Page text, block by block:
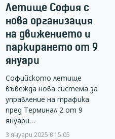
Летище София с
нова организация
на движението и
паркирането от 9
януари
Софийското летище
въвежда нова система за
управление на трафика
пред Терминал 2 от 9
януари…
3 януари 2025 в 15:05